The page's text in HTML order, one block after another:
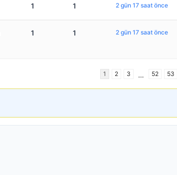
1 1 2 gün 17 saat önce
1 1 2 gün 17 saat önce
1 2 3 … 52 53